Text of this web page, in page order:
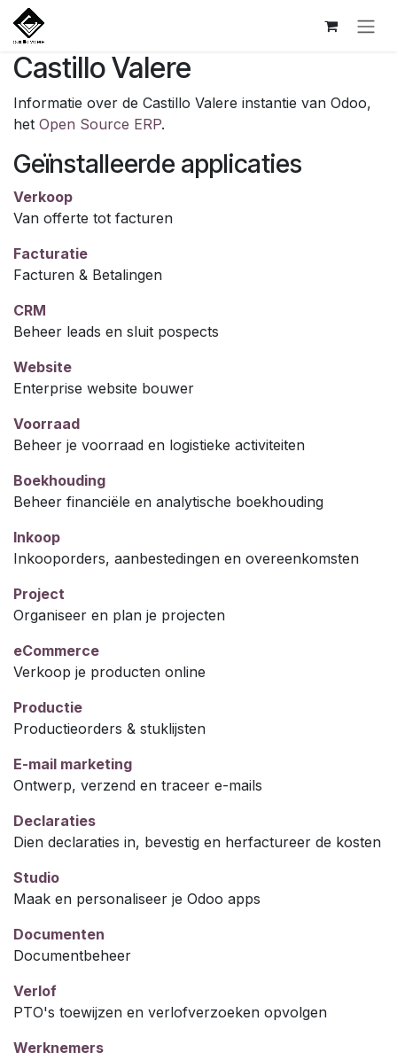
Overslaan naar inhoud
Castillo Valere
Informatie over de Castillo Valere instantie van Odoo,
het Open Source ERP.
Geïnstalleerde applicaties
Verkoop
Van offerte tot facturen
Facturatie
Facturen & Betalingen
CRM
Beheer leads en sluit pospects
Website
Enterprise website bouwer
Voorraad
Beheer je voorraad en logistieke activiteiten
Boekhouding
Beheer financiële en analytische boekhouding
Inkoop
Inkooporders, aanbestedingen en overeenkomsten
Project
Organiseer en plan je projecten
eCommerce
Verkoop je producten online
Productie
Productieorders & stuklijsten
E-mail marketing
Ontwerp, verzend en traceer e-mails
Declaraties
Dien declaraties in, bevestig en herfactureer de kosten
Studio
Maak en personaliseer je Odoo apps
Documenten
Documentbeheer
Verlof
PTO's toewijzen en verlofverzoeken opvolgen
Werknemers